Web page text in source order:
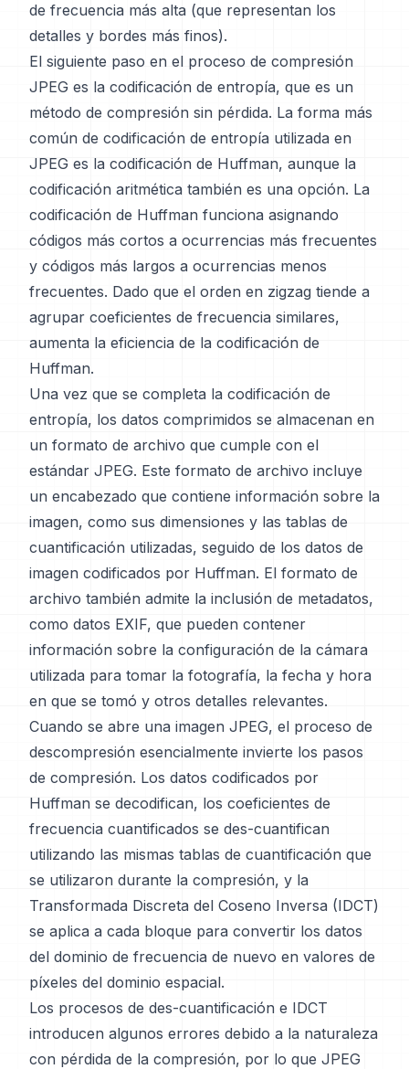
de frecuencia más alta (que representan los
detalles y bordes más finos).
El siguiente paso en el proceso de compresión
JPEG es la codificación de entropía, que es un
método de compresión sin pérdida. La forma más
común de codificación de entropía utilizada en
JPEG es la codificación de Huffman, aunque la
codificación aritmética también es una opción. La
codificación de Huffman funciona asignando
códigos más cortos a ocurrencias más frecuentes
y códigos más largos a ocurrencias menos
frecuentes. Dado que el orden en zigzag tiende a
agrupar coeficientes de frecuencia similares,
aumenta la eficiencia de la codificación de
Huffman.
Una vez que se completa la codificación de
entropía, los datos comprimidos se almacenan en
un formato de archivo que cumple con el
estándar JPEG. Este formato de archivo incluye
un encabezado que contiene información sobre la
imagen, como sus dimensiones y las tablas de
cuantificación utilizadas, seguido de los datos de
imagen codificados por Huffman. El formato de
archivo también admite la inclusión de metadatos,
como datos EXIF, que pueden contener
información sobre la configuración de la cámara
utilizada para tomar la fotografía, la fecha y hora
en que se tomó y otros detalles relevantes.
Cuando se abre una imagen JPEG, el proceso de
descompresión esencialmente invierte los pasos
de compresión. Los datos codificados por
Huffman se decodifican, los coeficientes de
frecuencia cuantificados se des-cuantifican
utilizando las mismas tablas de cuantificación que
se utilizaron durante la compresión, y la
Transformada Discreta del Coseno Inversa (IDCT)
se aplica a cada bloque para convertir los datos
del dominio de frecuencia de nuevo en valores de
píxeles del dominio espacial.
Los procesos de des-cuantificación e IDCT
introducen algunos errores debido a la naturaleza
con pérdida de la compresión, por lo que JPEG